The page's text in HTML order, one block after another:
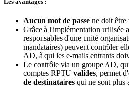
Les avantages :
Aucun mot de passe ne doit être
Grâce à l'implémentation utilisée
responsables d'une unité
mandataires) peuvent contrôler
AD, à qui les e-mails entrants
Le contrôle via un groupe AD,
comptes RPTU valides, permet
de destinataires qui ne sont plus